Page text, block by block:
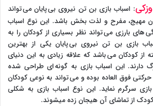
: اسباب بازی بن تن نیروی بی پایان می تواند
مهیج، مفرح و لذت بخش باشد. این نوع اسباب
های بارزی می تواند نظر بسیاری از کودکان را به
بازی بن تن نیروی بی پایان یکی از بهترین
از کودکان می باشد که علاقه زیادی به این دنیای
دارند. این اسباب بازی به گونه ای طراحی شده
فوق العاده بوده و می تواند به نوعی کودکان
سرگرم نماید. این نوع اسباب بازی به شکلی
از تماشای آن هیجان زده میشوند.